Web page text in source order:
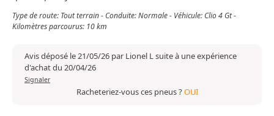
Type de route: Tout terrain - Conduite: Normale - Véhicule: Clio 4 Gt -
Kilomètres parcourus: 10 km
Avis déposé le 21/05/26 par Lionel L suite à une expérience
d'achat du 20/04/26
Signaler
Racheteriez-vous ces pneus ?OUI